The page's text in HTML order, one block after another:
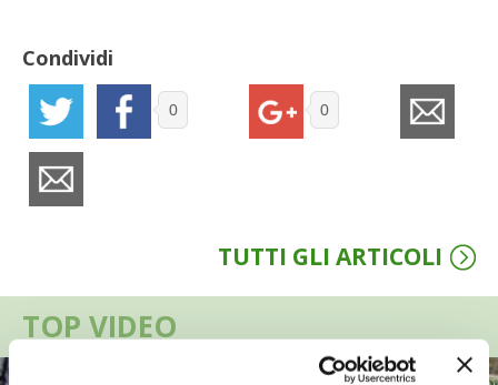
VERONESI
RIMANI A CONTATTO CON LA NATURA
CRESCERE INSIEME
VITA IN CAMPAGNA LA FIERA
Condividi
0 0
TUTTI GLI ARTICOLI
TOP VIDEO